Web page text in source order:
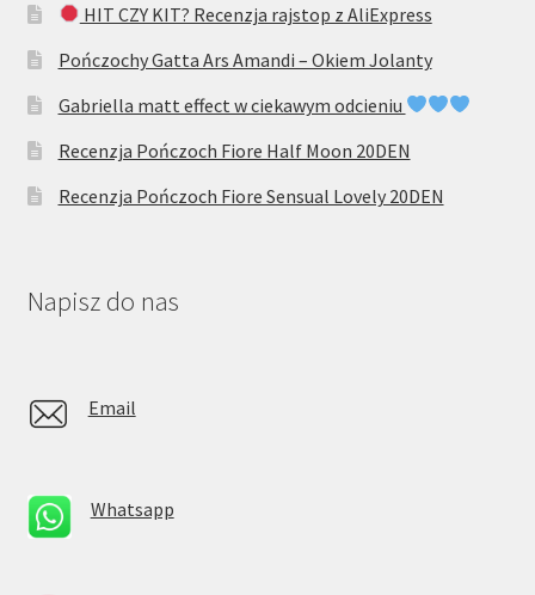
HIT CZY KIT? Recenzja rajstop z AliExpress
Pończochy Gatta Ars Amandi – Okiem Jolanty
Gabriella matt effect w ciekawym odcieniu
Recenzja Pończoch Fiore Half Moon 20DEN
Recenzja Pończoch Fiore Sensual Lovely 20DEN
Napisz do nas
Email
Whatsapp